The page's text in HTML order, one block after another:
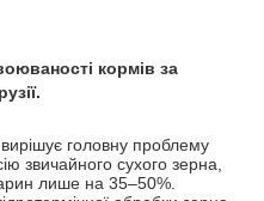
кормів за
головну проблему
звичайного сухого зерна,
лише на 35–50%.